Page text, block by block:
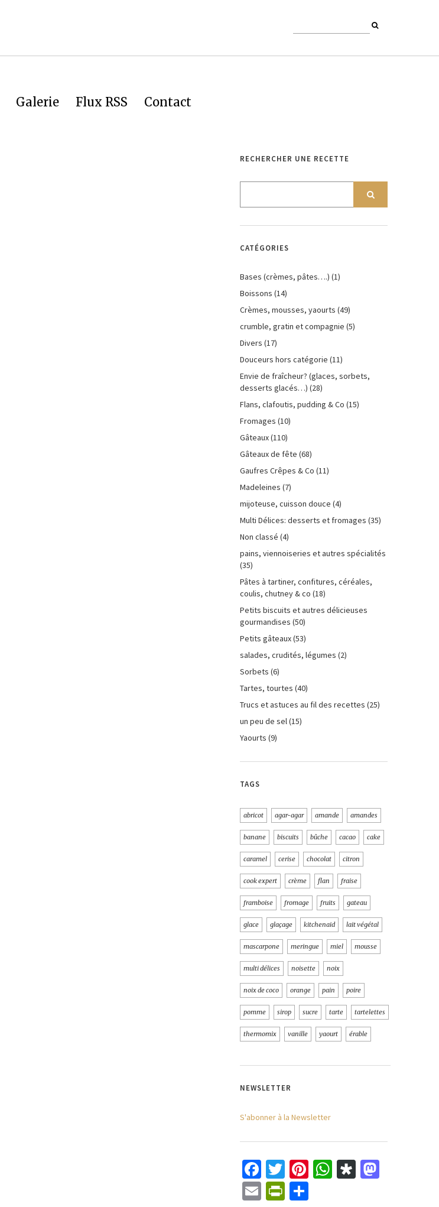
Galerie Flux RSS Contact
RECHERCHER UNE RECETTE
CATÉGORIES
Bases (crèmes, pâtes….) (1)
Boissons (14)
Crèmes, mousses, yaourts (49)
crumble, gratin et compagnie (5)
Divers (17)
Douceurs hors catégorie (11)
Envie de fraîcheur? (glaces, sorbets,
desserts glacés…) (28)
Flans, clafoutis, pudding & Co (15)
Fromages (10)
Gâteaux(110)
Gâteaux de fête (68)
Gaufres Crêpes & Co (11)
Madeleines (7)
mijoteuse, cuisson douce (4)
Multi Délices: desserts et fromages (35)
Non classé (4)
pains, viennoiseries et autres spécialités
(35)
Pâtes à tartiner, confitures, céréales,
coulis, chutney & co (18)
Petits biscuits et autres délicieuses
gourmandises (50)
Petits gâteaux(53)
salades, crudités, légumes (2)
Sorbets (6)
Tartes, tourtes (40)
Trucs et astuces au fil des recettes (25)
un peu de sel(15)
Yaourts (9)
TAGS
abricot agar-agar amande amandes
banane biscuits bûche cacao cake
caramel cerise chocolat citron
cook expert crème flan fraise
framboise fromage fruits gateau
glace glaçage kitchenaid lait végétal
mascarpone meringue miel mousse
multi délices noisette noix
noix de coco orange pain poire
pomme sirop sucre tarte tartelettes
thermomix vanille yaourt érable
NEWSLETTER
S'abonner à la Newsletter
Facebook
Twitter
Pinterest
WhatsApp
Diaspora
EmailPrintFriendly